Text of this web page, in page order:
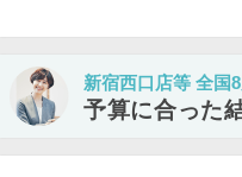
新宿西口店等 全国
予算に合った